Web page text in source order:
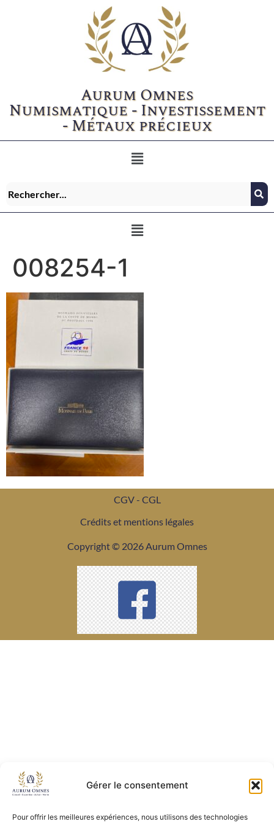
Gérer le consentement
Pour offrir les meilleures expériences, nous utilisons des technologies
Aurum Omnes
Numismatique - Investissement
- Métaux précieux
008254-1
CGV - CGL
Crédits et mentions légales
Copyright © 2026 Aurum Omnes